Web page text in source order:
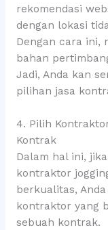
rekomendasi
dengan lokasi
Dengan cara ini,
bahan
Jadi, Anda kan
pilihan jasa
4. Pilih
Kontrak
Dalam hal ini,
kontraktor
berkualitas,
kontraktor yang
sebuah kontrak.